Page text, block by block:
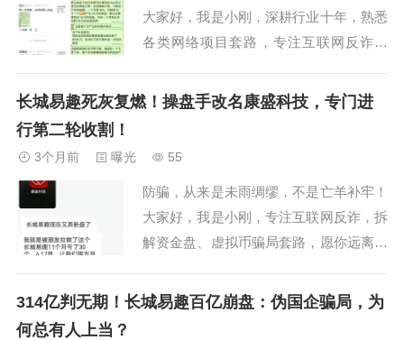
大家好，我是小刚，深耕行业十年，熟悉
各类网络项目套路，专注互联网反诈科
所帮助。之前我们就发过文章，跟大家提
粉丝给我发来了...
长城易趣死灰复燃！操盘手改名康盛科技，专门进
行第二轮收割！
3个月前 曝光 55
防骗，从来是未雨绸缪，不是亡羊补牢！
大家好，我是小刚，专注互联网反诈，拆
解资金盘、虚拟币骗局套路，愿你远离陷
在为长城易趣亏损揪心的受害者们，一定
314亿判无期！长城易趣百亿崩盘：伪国企骗局，为
何总有人上当？